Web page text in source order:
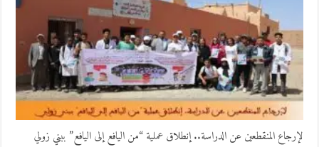
لإرجاع المنقطعين عن الدراسة.. إنطلاق عملية “من اليافع إلى اليافع” ببني زولي